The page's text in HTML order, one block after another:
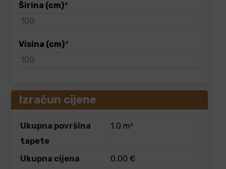
Širina (cm)*
Visina (cm)*
Izračun cijene
Ukupna površina
tapete
1.0 m²
Ukupna cijena 0.00 €